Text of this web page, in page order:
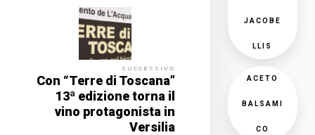
SUCCESSIVO
Con “Terre di Toscana”
13ª edizione torna il
vino protagonista in
Versilia
JACOBE
LLIS
ACETO
BALSAMI
CO